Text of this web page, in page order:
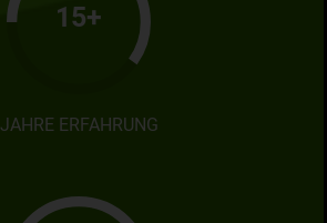
15+
JAHRE ERFAHRUNG